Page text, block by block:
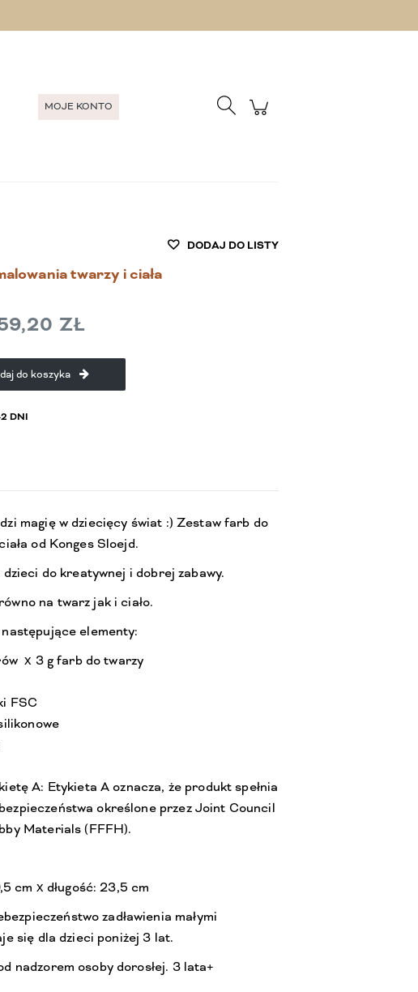
MOJE KONTO
DODAJ DO LISTY
twarzy i ciała
ZŁ
do koszyka
DNI
magię w dziecięcy świat :) Zestaw farb do
od Konges Sloejd.
do kreatywnej i dobrej zabawy.
na twarz jak i ciało.
elementy:
x 3 g farb do twarzy
FSC
A: Etykieta A oznacza, że produkt spełnia
określone przez Joint Council
Materials (FFFH).
cm x długość: 23,5 cm
zadławienia małymi
się dla dzieci poniżej 3 lat.
nadzorem osoby dorosłej. 3 lata+